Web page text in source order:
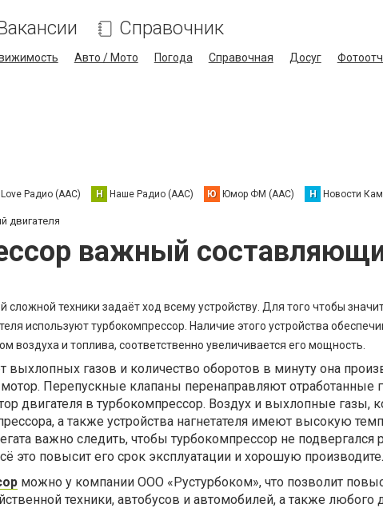
Справочник
Авто / Мото Погода Справочная Досуг
Love Радио (AAC) Н Наше Радио (AAC) Ю Юмор ФМ (AAC) Н Новости
двигателя
важный
сложной техники задаёт ход всему устройству. Для того чтобы
используют турбокомпрессор. Наличие этого устройства
воздуха и топлива, соответственно увеличивается его мощность.
выхлопных газов и количество оборотов в минуту она
Перепускные клапаны перенаправляют отработанные
двигателя в турбокомпрессор. Воздух и выхлопные газы,
а также устройства нагнетателя имеют высокую
важно следить, чтобы турбокомпрессор не подвергался
это повысит его срок эксплуатации и хорошую
можно у компании ООО «Рустурбоком», что позволит
техники, автобусов и автомобилей, а также любого